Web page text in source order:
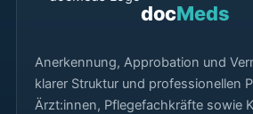
docMeds
Anerkennung, Approbation und
klarer Struktur und professionellen
Ärzt:innen, Pflegefachkräfte sowie